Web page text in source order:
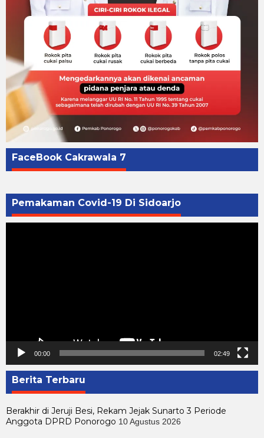
FaceBook Cakrawala 7
Pemakaman Covid-19 Di Sidoarjo
00:00 02:49
Berita Terbaru
Berakhir di Jeruji Besi, Rekam Jejak Sunarto 3 Periode
Anggota DPRD Ponorogo 10 Agustus 2026